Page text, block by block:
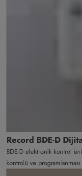
Record BDE-D
BDE-D elektronik kontrol
kontrolü ve